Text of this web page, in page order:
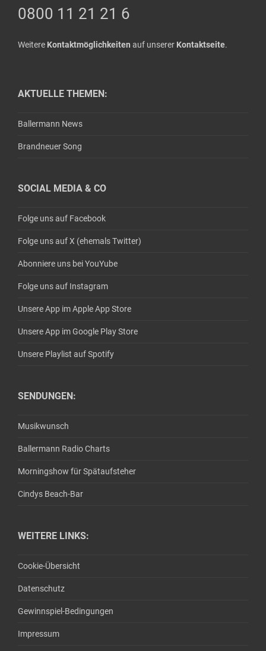
0800 11 21 21 6
Weitere Kontaktmöglichkeiten auf unserer Kontaktseite.
AKTUELLE THEMEN:
Ballermann News
Brandneuer Song
SOCIAL MEDIA & CO
Folge uns auf Facebook
Folge uns auf X (ehemals Twitter)
Abonniere uns bei YouYube
Folge uns auf Instagram
Unsere App im Apple App Store
Unsere App im Google Play Store
Unsere Playlist auf Spotify
SENDUNGEN:
Musikwunsch
Ballermann Radio Charts
Morningshow für Spätaufsteher
Cindys Beach-Bar
WEITERE LINKS:
Cookie-Übersicht
Datenschutz
Gewinnspiel-Bedingungen
Impressum